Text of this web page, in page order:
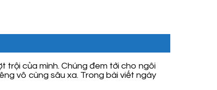
trội của mình. Chúng đem tới cho ngôi
vô cùng sâu xa. Trong bài viết ngày